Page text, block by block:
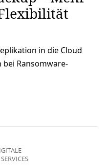
in die Cloud
Ransomware-
SERVICES